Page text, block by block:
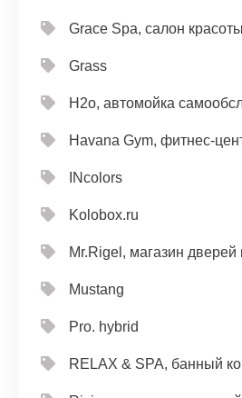
Grace Spa, салон красоты
Grass
H2o, автомойка
Havana Gym, фитнес-
INcolors
Kolobox.ru
Mr.Rigel, магазин
Mustang
Pro. hybrid
RELAX & SPA, банный